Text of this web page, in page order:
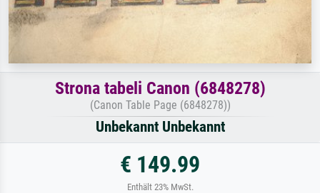
Strona tabeli Canon (6848278)
(Canon Table Page (6848278))
Unbekannt Unbekannt
€ 149.99
Enthält 23% MwSt.